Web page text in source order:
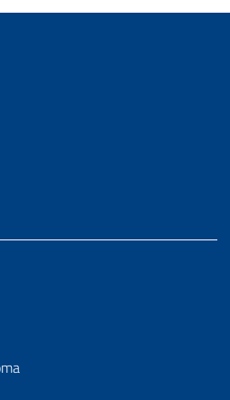
Civile